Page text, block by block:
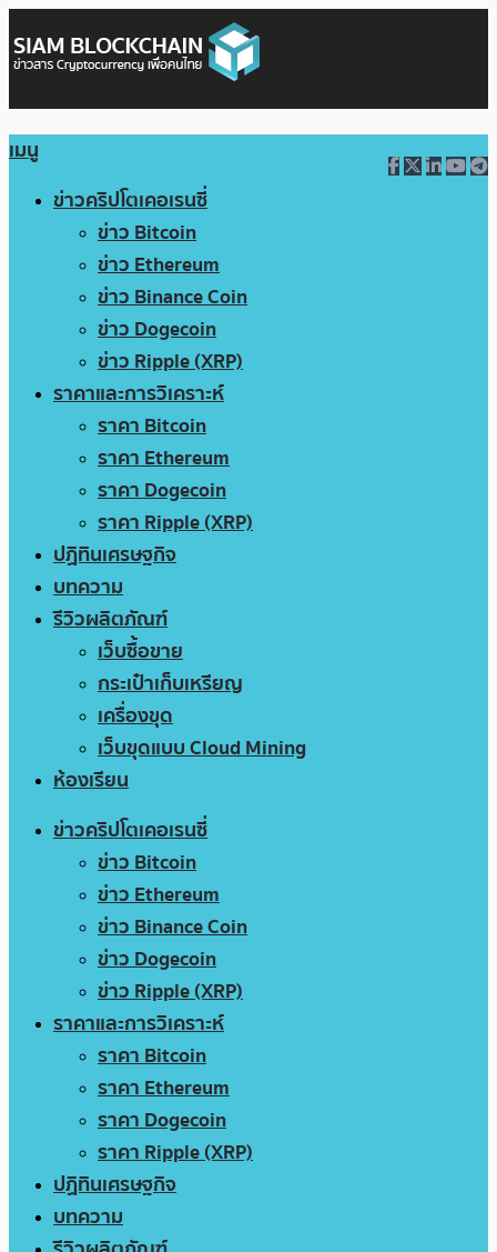
เมนู
ข่าวคริปโตเคอเรนซี่
ข่าว Bitcoin
ข่าว Ethereum
ข่าว Binance Coin
ข่าว Dogecoin
ข่าว Ripple (XRP)
ราคาและการวิเคราะห์
ราคา Bitcoin
ราคา Ethereum
ราคา Dogecoin
ราคา Ripple (XRP)
ปฏิทินเศรษฐกิจ
บทความ
รีวิวผลิตภัณฑ์
เว็บซื้อขาย
กระเป๋าเก็บเหรียญ
เครื่องขุด
เว็บขุดแบบ Cloud Mining
ห้องเรียน
ข่าวคริปโตเคอเรนซี่
ข่าว Bitcoin
ข่าว Ethereum
ข่าว Binance Coin
ข่าว Dogecoin
ข่าว Ripple (XRP)
ราคาและการวิเคราะห์
ราคา Bitcoin
ราคา Ethereum
ราคา Dogecoin
ราคา Ripple (XRP)
ปฏิทินเศรษฐกิจ
บทความ